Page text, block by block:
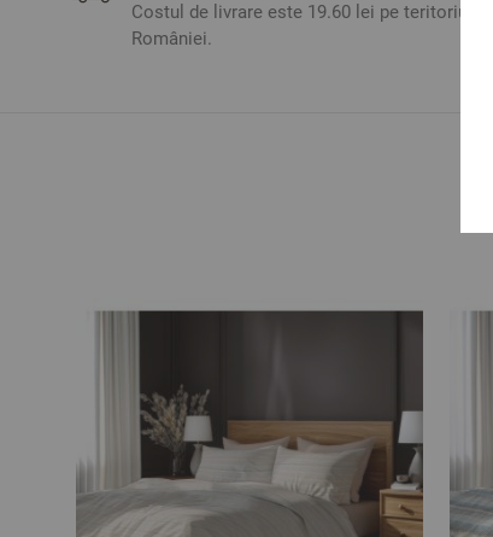
Costul de livrare este 19.60 lei pe teritoriul
României.